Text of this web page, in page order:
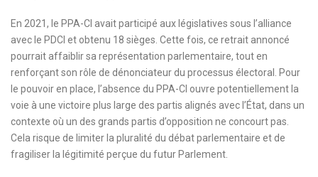
En 2021, le PPA-CI avait participé aux législatives sous l’alliance
avec le PDCI et obtenu 18 sièges. Cette fois, ce retrait annoncé
pourrait affaiblir sa représentation parlementaire, tout en
renforçant son rôle de dénonciateur du processus électoral. Pour
le pouvoir en place, l’absence du PPA-CI ouvre potentiellement la
voie à une victoire plus large des partis alignés avec l’État, dans un
contexte où un des grands partis d’opposition ne concourt pas.
Cela risque de limiter la pluralité du débat parlementaire et de
fragiliser la légitimité perçue du futur Parlement.